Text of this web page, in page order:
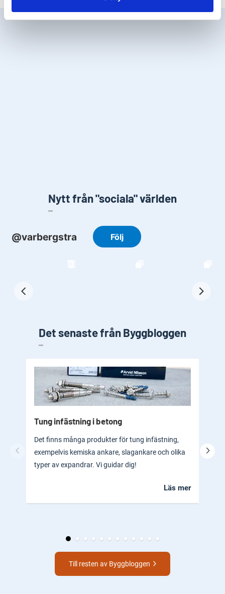
Nytt från "sociala" världen
Det senaste från Byggbloggen
Tung infästning i betong
Det finns många produkter för tung infästning,
exempelvis kemiska ankare, slagankare och olika
typer av expandrar. Vi guidar dig!
Läs mer
Till resten av Byggbloggen